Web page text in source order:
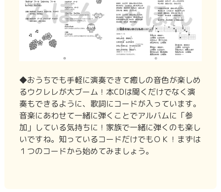
◆おうちでも手軽に演奏できて癒しの音色が楽しめ
るウクレレが大ブーム！本CDは聞くだけでなく演
奏もできるように、歌詞にコードが入っています。
音楽にあわせて一緒に弾くことでアルバムに「参
加」している気持ちに！家族で一緒に弾くのも楽し
いですね。知っているコードだけでもＯＫ！まずは
１つのコードから始めてみましょう。